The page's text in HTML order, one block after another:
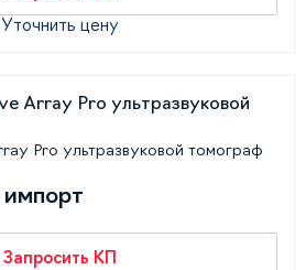
Уточнить цену
Pro ультразвуковой томограф
импорт
Запросить КП